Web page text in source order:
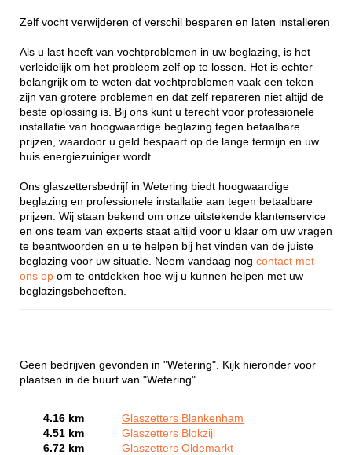
Zelf vocht verwijderen of verschil besparen en laten installeren
Als u last heeft van vochtproblemen in uw beglazing, is het
verleidelijk om het probleem zelf op te lossen. Het is echter
belangrijk om te weten dat vochtproblemen vaak een teken
zijn van grotere problemen en dat zelf repareren niet altijd de
beste oplossing is. Bij ons kunt u terecht voor professionele
installatie van hoogwaardige beglazing tegen betaalbare
prijzen, waardoor u geld bespaart op de lange termijn en uw
huis energiezuiniger wordt.
Ons glaszettersbedrijf in Wetering biedt hoogwaardige
beglazing en professionele installatie aan tegen betaalbare
prijzen. Wij staan bekend om onze uitstekende klantenservice
en ons team van experts staat altijd voor u klaar om uw vragen
te beantwoorden en u te helpen bij het vinden van de juiste
beglazing voor uw situatie. Neem vandaag nog contact met
ons op om te ontdekken hoe wij u kunnen helpen met uw
beglazingsbehoeften.
Geen bedrijven gevonden in "Wetering". Kijk hieronder voor
plaatsen in de buurt van "Wetering".
4.16 km
Glaszetters Blankenham
4.51 km
Glaszetters Blokzijl
6.72 km
Glaszetters Oldemarkt